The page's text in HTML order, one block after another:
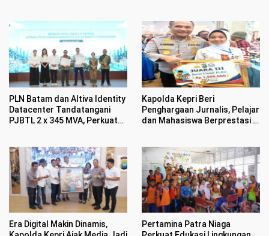
Digitalisasi & Sustainability
PLN Batam dan Altiva Identity
Datacenter Tandatangani
PJBTL 2 x 345 MVA, Perkuat
Kapolda Kepri Beri
Penghargaan Jurnalis, Pelajar
dan Mahasiswa Berprestasi di
Era Digital Makin Dinamis,
Pertamina Patra Niaga